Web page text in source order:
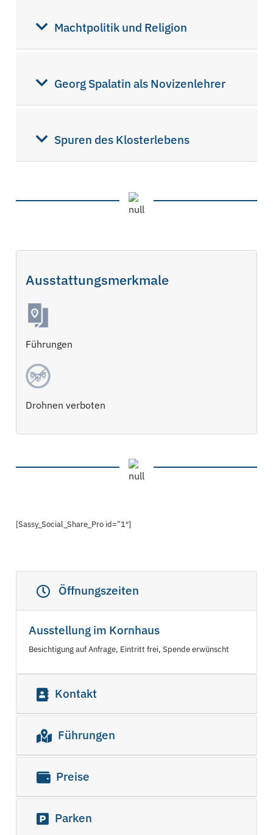
Machtpolitik und Religion
Georg Spalatin als Novizenlehrer
Spuren des Klosterlebens
Ausstattungsmerkmale
Führungen
Drohnen verboten
[Sassy_Social_Share_Pro id=“1″]
Öffnungszeiten
Ausstellung im Kornhaus
Besichtigung auf Anfrage, Eintritt frei, Spende erwünscht
Kontakt
Führungen
Preise
Parken